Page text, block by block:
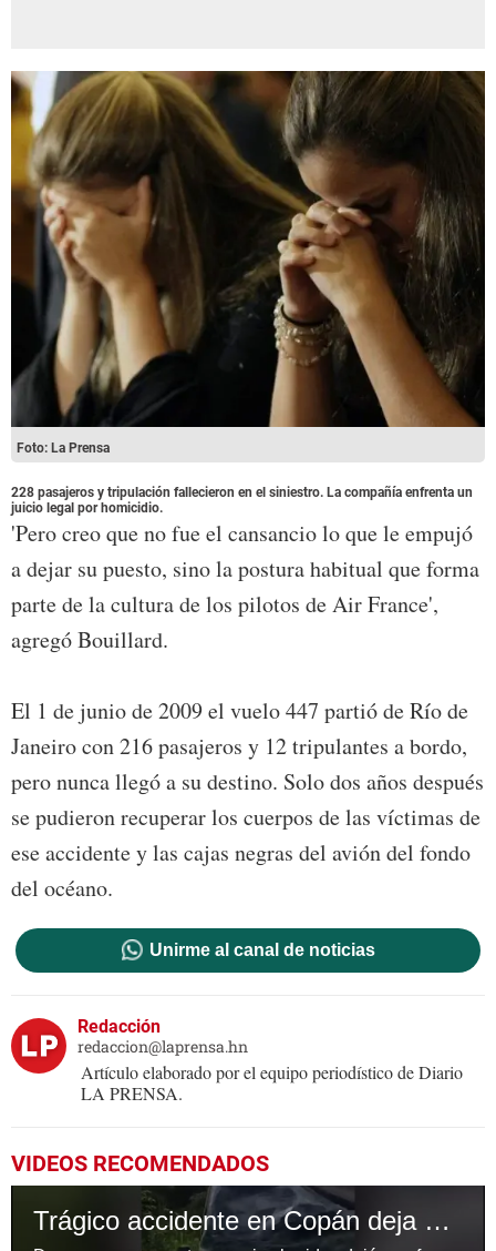
Foto: La Prensa
228 pasajeros y tripulación fallecieron en el siniestro. La compañía enfrenta un
juicio legal por homicidio.
'Pero creo que no fue el cansancio lo que le empujó
a dejar su puesto, sino la postura habitual que forma
parte de la cultura de los pilotos de Air France',
agregó Bouillard.
El 1 de junio de 2009 el vuelo 447 partió de Río de
Janeiro con 216 pasajeros y 12 tripulantes a bordo,
pero nunca llegó a su destino. Solo dos años después
se pudieron recuperar los cuerpos de las víctimas de
ese accidente y las cajas negras del avión del fondo
del océano.
Unirme al canal de noticias
Redacción
redaccion@laprensa.hn
Artículo elaborado por el equipo periodístico de Diario
LA PRENSA.
VIDEOS RECOMENDADOS
Trágico accidente en Copán deja dos muertos y varios heridos